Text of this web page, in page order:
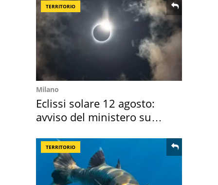
TERRITORIO
Milano
Eclissi solare 12 agosto:
avviso del ministero su
TERRITORIO